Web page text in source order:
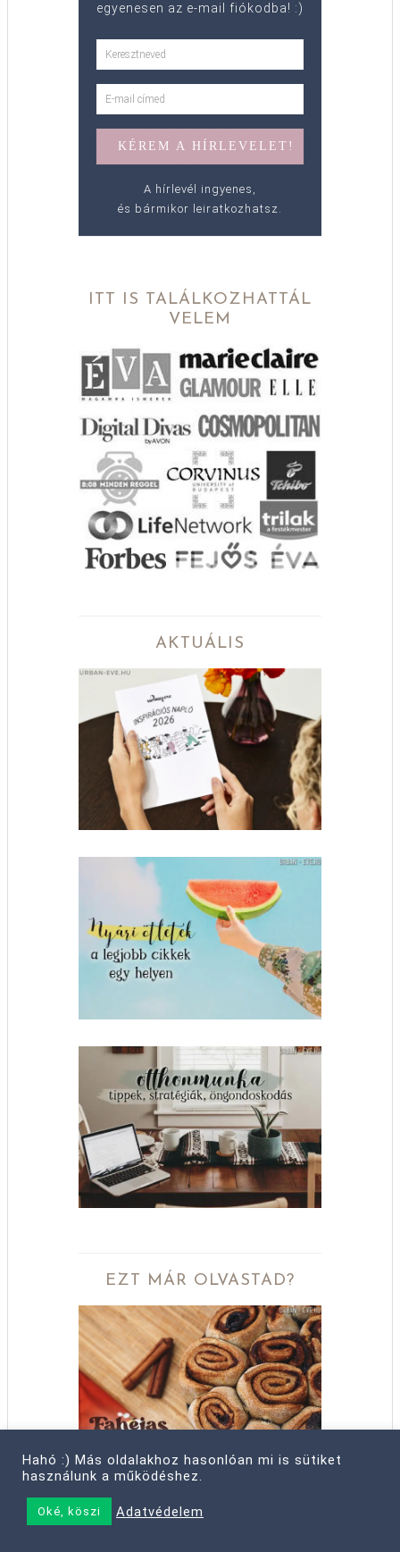
egyenesen az e-mail fiókodba! :)
A hírlevél ingyenes,
és bármikor leiratkozhatsz.
ITT IS TALÁLKOZHATTÁL
VELEM
AKTUÁLIS
EZT MÁR OLVASTAD?
FAHÉJAS CSIGA
Hahó :) Más oldalakhoz hasonlóan mi is sütiket
használunk a működéshez.
Oké, köszi Adatvédelem